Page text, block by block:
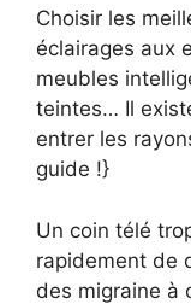
Choisir les
éclairages aux
meubles
teintes… Il
entrer les
guide !}
Un coin télé
rapidement de
des migraine à